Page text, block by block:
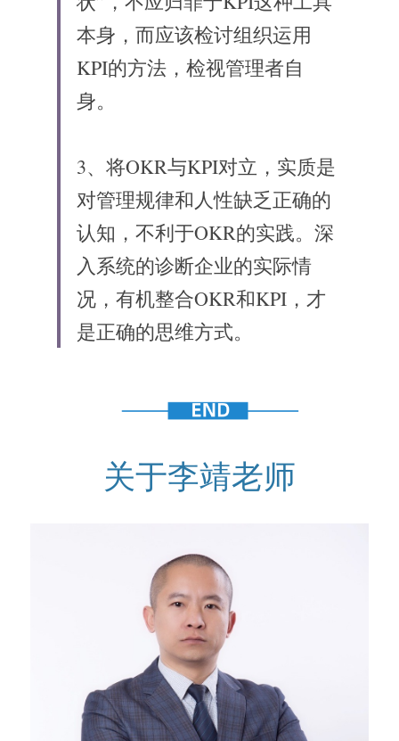
本身，而应该检讨组织运用
KPI的方法，检视管理者自
身。
3、将OKR与KPI对立，实质是
对管理规律和人性缺乏正确的
认知，不利于OKR的实践。深
入系统的诊断企业的实际情
况，有机整合OKR和KPI，才
是正确的思维方式。
关于李靖老师